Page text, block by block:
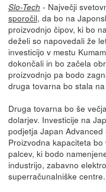
Slo-Tech - Največji
sporočil, da bo na
proizvodnjo čipov, ki bo
deželi so napovedali že
investicijo v mestu
dokončali in bo začela
proizvodnjo pa bodo
druga tovarna bo stala
Druga tovarna bo še
dolarjev. Investicije na
podjetja Japan
Proizvodna kapaciteta
palcev, ki bodo
industrijo, zabavno
superračunalniške centre.